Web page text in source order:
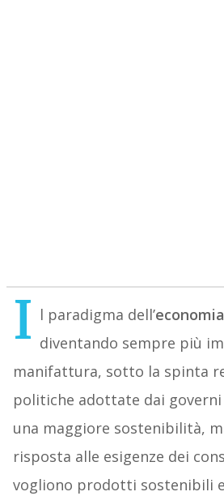
I l paradigma dell’
diventando sempre più
manifattura, sotto la spinta
politiche adottate dai
una maggiore sostenibilità,
risposta alle esigenze dei
vogliono prodotti sostenibili